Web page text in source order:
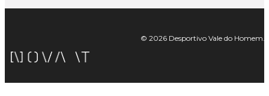
© 2026 Desportivo Vale do Homem.